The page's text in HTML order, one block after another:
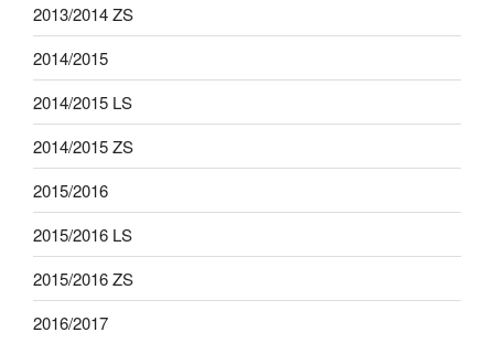
2013/2014 ZS
2014/2015
2014/2015 LS
2014/2015 ZS
2015/2016
2015/2016 LS
2015/2016 ZS
2016/2017